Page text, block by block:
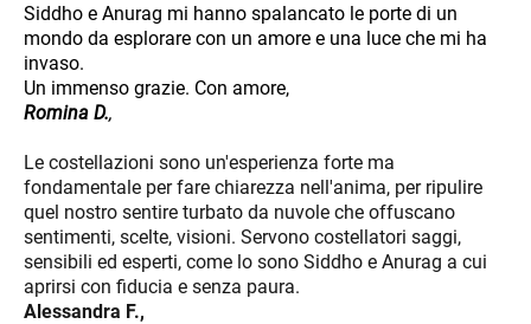
Siddho e Anurag mi hanno spalancato le porte di un
mondo da esplorare con un amore e una luce che mi ha
invaso.
Un immenso grazie. Con amore,
Romina D.,
Le costellazioni sono un'esperienza forte ma
fondamentale per fare chiarezza nell'anima, per ripulire
quel nostro sentire turbato da nuvole che offuscano
sentimenti, scelte, visioni. Servono costellatori saggi,
sensibili ed esperti, come lo sono Siddho e Anurag a cui
aprirsi con fiducia e senza paura.
Alessandra F.,